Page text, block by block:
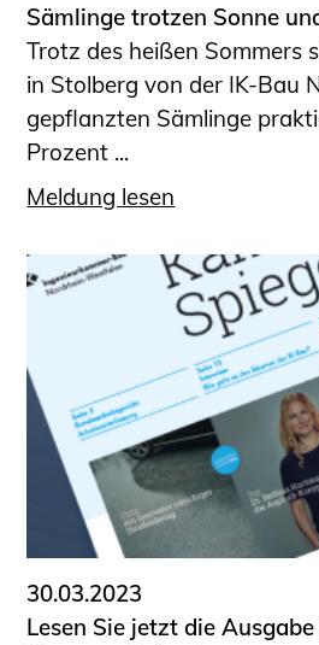
Sämlinge trotzen Sonne
Trotz des heißen Sommers
in Stolberg von der IK-Bau
gepflanzten Sämlinge
Prozent ...
Meldung lesen
30.03.2023
Lesen Sie jetzt die